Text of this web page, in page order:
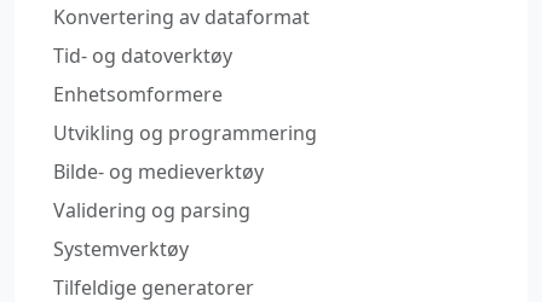
Konvertering av dataformat
Tid- og datoverktøy
Enhetsomformere
Utvikling og programmering
Bilde- og medieverktøy
Validering og parsing
Systemverktøy
Tilfeldige generatorer